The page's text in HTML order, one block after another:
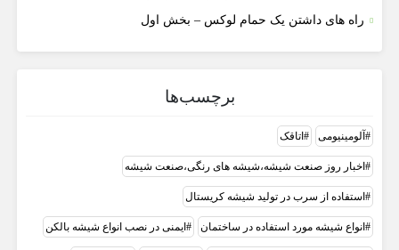
راه های داشتن یک حمام لوکس – بخش اول
برچسب‌ها
آلومینیومی اتاقک
اخبار روز صنعت شیشه،شیشه های رنگی،صنعت شیشه
استفاده از سرب در تولید شیشه کریستال
انواع شیشه مورد استفاده در ساختمان ایمنی در نصب انواع شیشه بالکن